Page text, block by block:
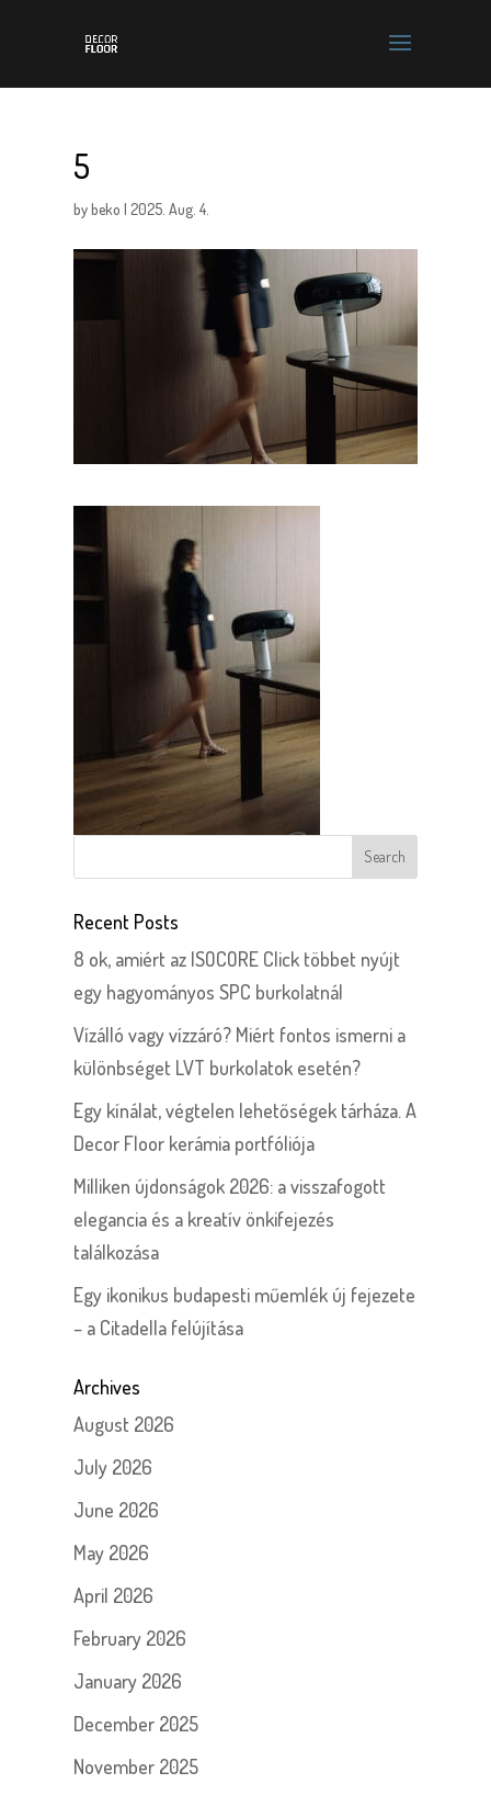
5
bybeko |2025. Aug. 4.
Recent Posts
8 ok, amiért az ISOCORE Click többet nyújt
egy hagyományos SPC burkolatnál
Vízálló vagy vízzáró? Miért fontos ismerni a
különbséget LVT burkolatok esetén?
Egy kínálat, végtelen lehetőségek tárháza. A
Decor Floor kerámia portfóliója
Milliken újdonságok 2026: a visszafogott
elegancia és a kreatív önkifejezés
találkozása
Egy ikonikus budapesti műemlék új fejezete
– a Citadella felújítása
Archives
August 2026
July 2026
June 2026
May 2026
April 2026
February 2026
January 2026
December 2025
November 2025